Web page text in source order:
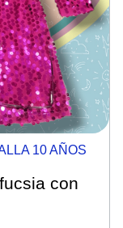
10 AÑOS
con